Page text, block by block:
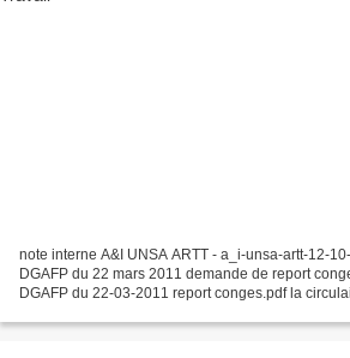
note interne A&I UNSA ARTT - a_i-unsa-artt-12-10-2016.pdf La Circulaire
DGAFP du 22 mars 2011 demande de report
DGAFP du 22-03-2011 report conges.pdf la